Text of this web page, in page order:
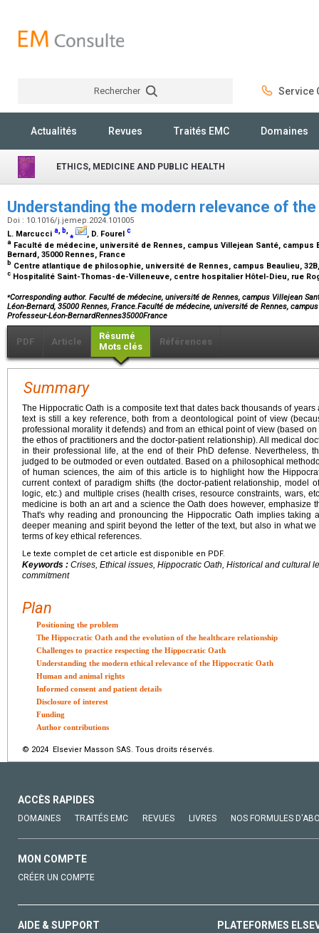
Rechercher Service
Actualités Revues Traités EMC Domaines
ETHICS, MEDICINE AND PUBLIC HEALTH
Understanding the modern relevance of
Doi : 10.1016/j.jemep.2024.101005
L. Marcucci a, b,⁎ , D. Fourel c
a Faculté de médecine, université de Rennes, campus Villejean Santé,
Bernard, 35000 Rennes, France
b Centre atlantique de philosophie, université de Rennes, campus Beaulieu,
c Hospitalité Saint-Thomas-de-Villeneuve, centre hospitalier Hôtel-Dieu, rue
⁎Corresponding author. Faculté de médecine, université de Rennes, campus Villejean
Léon-Bernard, 35000 Rennes, France.Faculté de médecine, université de Rennes,
Professeur-Léon-BernardRennes35000France
PDF Article
Résumé
Mots clés
Références
Summary
The Hippocratic Oath is a composite text that dates back thousands of
text is still a key reference, both from a deontological point of view
professional morality it defends) and from an ethical point of view (based
the ethos of practitioners and the doctor-patient relationship). All medical
in their professional life, at the end of their PhD defense. Nevertheless,
judged to be outmoded or even outdated. Based on a philosophical
of human sciences, the aim of this article is to highlight how the
current context of paradigm shifts (the doctor-patient relationship, model
logic, etc.) and multiple crises (health crises, resource constraints, wars,
medicine is both an art and a science the Oath does however, emphasize
That's why reading and pronouncing the Hippocratic Oath implies taking
deeper meaning and spirit beyond the letter of the text, but also in what
terms of key ethical references.
Le texte complet de cet article est disponible en PDF.
Keywords : Crises, Ethical issues, Hippocratic Oath, Historical and cultural
commitment
Plan
Positioning the problem
The Hippocratic Oath and the evolution of the healthcare relationship
Challenges to practice respecting the Hippocratic Oath
Understanding the modern ethical relevance of the Hippocratic Oath
Human and animal rights
Informed consent and patient details
Disclosure of interest
Funding
Author contributions
© 2024 Elsevier Masson SAS. Tous droits réservés.
ACCÈS RAPIDES
DOMAINES TRAITÉS EMC REVUES LIVRES NOS FORMULES
MON COMPTE
CRÉER UN COMPTE
AIDE & SUPPORT PLATEFORMES